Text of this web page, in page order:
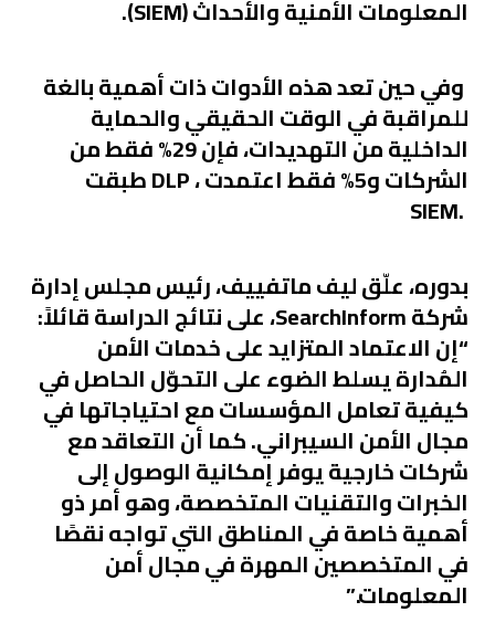
المعلومات الأمنية والأحداث (SIEM).
وفي حين تعد هذه الأدوات ذات أهمية بالغة
للمراقبة في الوقت الحقيقي والحماية
الداخلية من التهديدات، فإن 29% فقط من
الشركات و5% فقط اعتمدت ، DLP طبقت
.SIEM
بدوره، علّق ليف ماتفييف، رئيس مجلس إدارة
شركة SearchInform، على نتائج الدراسة قائلاً:
“إن الاعتماد المتزايد على خدمات الأمن
المُدارة يسلط الضوء على التحوّل الحاصل في
كيفية تعامل المؤسسات مع احتياجاتها في
مجال الأمن السيبراني. كما أن التعاقد مع
شركات خارجية يوفر إمكانية الوصول إلى
الخبرات والتقنيات المتخصصة، وهو أمر ذو
أهمية خاصة في المناطق التي تواجه نقصًا
في المتخصصين المهرة في مجال أمن
المعلومات.”